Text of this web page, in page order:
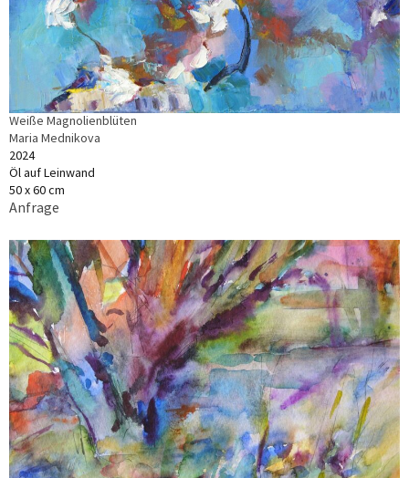
Weiße Magnolienblüten
Maria Mednikova
2024
Öl auf Leinwand
50 x 60 cm
Anfrage